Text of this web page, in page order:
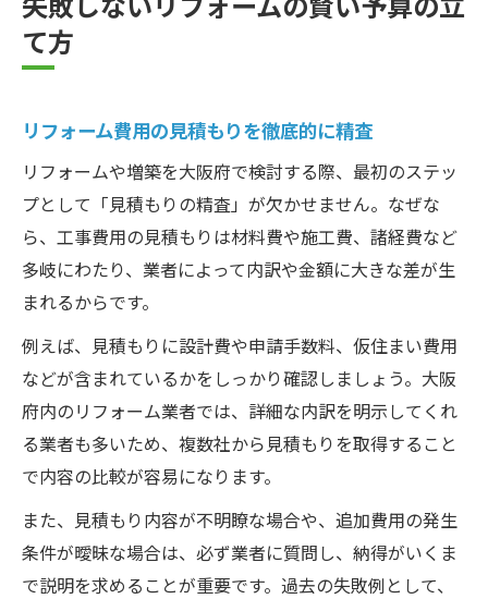
て方
リフォーム費用の見積もりを徹底的に精査
リフォームや増築を大阪府で検討する際、最初のステッ
プとして「見積もりの精査」が欠かせません。なぜな
ら、工事費用の見積もりは材料費や施工費、諸経費など
多岐にわたり、業者によって内訳や金額に大きな差が生
まれるからです。
例えば、見積もりに設計費や申請手数料、仮住まい費用
などが含まれているかをしっかり確認しましょう。大阪
府内のリフォーム業者では、詳細な内訳を明示してくれ
る業者も多いため、複数社から見積もりを取得すること
で内容の比較が容易になります。
また、見積もり内容が不明瞭な場合や、追加費用の発生
条件が曖昧な場合は、必ず業者に質問し、納得がいくま
で説明を求めることが重要です。過去の失敗例として、